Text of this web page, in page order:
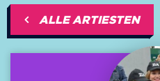
ALLE ARTIESTEN